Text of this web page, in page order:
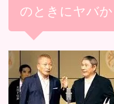
のときにヤバ